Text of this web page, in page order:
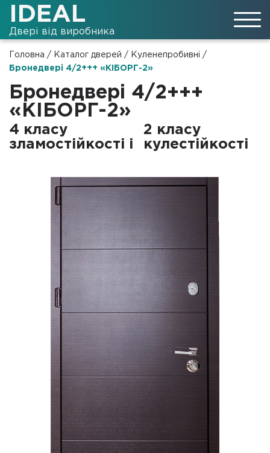
IDEAL
Двері від виробника
Головна / Каталог дверей / Куленепробивні /
Бронедвері 4/2+++ «КІБОРГ-2»
Бронедвері 4/2+++
«КІБОРГ-2»
4 класу
зламостійкості і
2 класу
кулестійкості